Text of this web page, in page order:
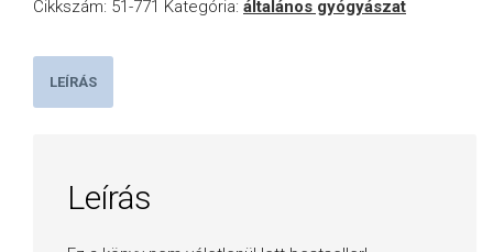
Cikkszám: 51-771 Kategória: általános gyógyászat
LEÍRÁS
Leírás